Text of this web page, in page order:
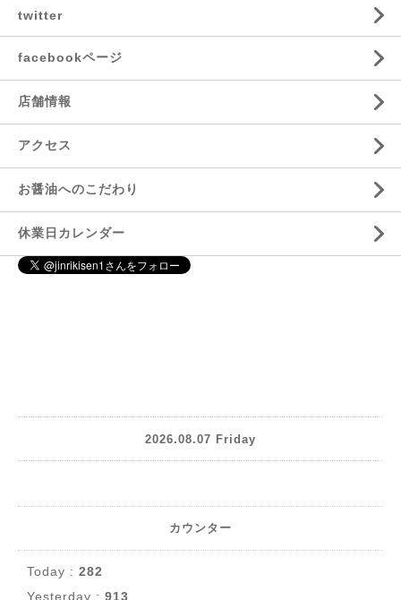
twitter
facebookページ
店舗情報
アクセス
お醤油へのこだわり
休業日カレンダー
2026.08.07 Friday
カウンター
Today : 282
Yesterday : 913